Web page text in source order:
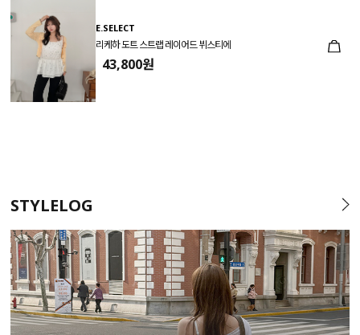
E.SELECT
리케하 도트 스트랩 레이어드 뷔스티에
43,800원
STYLELOG